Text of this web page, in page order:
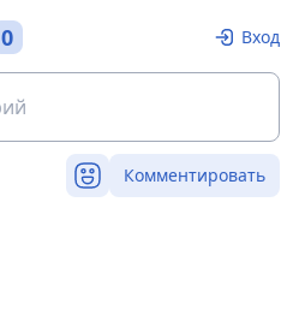
0 Вход
Комментировать